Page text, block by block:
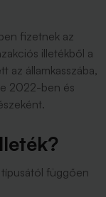
fizetnek az
illetékből a
az államkasszába,
2022-ben és
függően